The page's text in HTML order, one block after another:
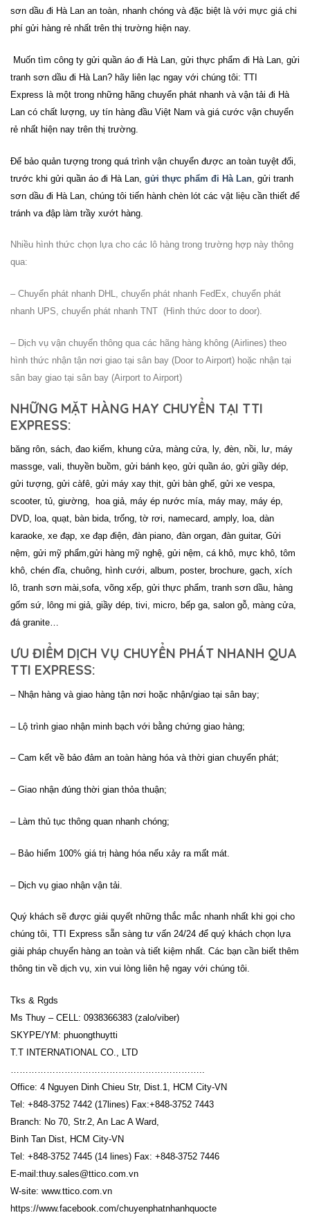
sơn dầu đi Hà Lan an toàn, nhanh chóng và đặc biệt là với mực giá chi
phí gửi hàng rẻ nhất trên thị trường hiện nay.
Muốn tìm công ty gửi quần áo đi Hà Lan, gửi thực phẩm đi Hà Lan, gửi
tranh sơn dầu đi Hà Lan? hãy liên lạc ngay với chúng tôi: TTI
Express là một trong những hãng chuyển phát nhanh và vận tải đi Hà
Lan có chất lượng, uy tín hàng đầu Việt Nam và giá cước vận chuyển
rẻ nhất hiện nay trên thị trường.
Để bảo quản tượng trong quá trình vận chuyển được an toàn tuyệt đối,
trước khi gửi quần áo đi Hà Lan, gửi thực phẩm đi Hà Lan , gửi tranh
sơn dầu đi Hà Lan , chúng tôi tiến hành chèn lót các vật liệu cần thiết để
tránh va đập làm trầy xướt hàng.
Nhiều hình thức chọn lựa cho các lô hàng trong trường hợp này thông
qua:
– Chuyển phát nhanh DHL, chuyển phát nhanh FedEx, chuyển phát
nhanh UPS, chuyển phát nhanh TNT (Hình thức door to door).
– Dịch vụ vận chuyển thông qua các hãng hàng không (Airlines) theo
hình thức nhận tận nơi giao tại sân bay (Door to Airport) hoặc nhận tại
sân bay giao tại sân bay (Airport to Airport)
NHỮNG MẶT HÀNG HAY CHUYỂN TẠI TTI
EXPRESS:
băng rôn, sách, đao kiếm, khung cửa, màng cửa, ly, đèn, nồi, lư, máy
massge, vali, thuyền buồm, gửi bánh kẹo, gửi quần áo, gửi giầy dép,
gửi tượng, gửi càfê, gửi máy xay thịt, gửi bàn ghế, gửi xe vespa,
scooter, tủ, giường, hoa giả, máy ép nước mía, máy may, máy ép,
DVD, loa, quạt, bàn bida, trống, tờ rơi, namecard, amply, loa, dàn
karaoke, xe đạp, xe đạp điện, đàn piano, đàn organ, đàn guitar, Gửi
nệm, gửi mỹ phẩm,gửi hàng mỹ nghệ, gửi nệm, cá khô, mực khô, tôm
khô, chén đĩa, chuông, hình cưới, album, poster, brochure, gạch, xích
lô, tranh sơn mài,sofa, võng xếp, gửi thực phẩm, tranh sơn dầu, hàng
gốm sứ, lông mi giả, giầy dép, tivi, micro, bếp ga, salon gỗ, màng cửa,
đá granite…
ƯU ĐIỂM DỊCH VỤ CHUYỂN PHÁT NHANH QUA
TTI EXPRESS:
– Nhận hàng và giao hàng tận nơi hoặc nhận/giao tại sân bay;
– Lộ trình giao nhận minh bạch với bằng chứng giao hàng;
– Cam kết về bảo đảm an toàn hàng hóa và thời gian chuyển phát;
– Giao nhận đúng thời gian thỏa thuận;
– Làm thủ tục thông quan nhanh chóng;
– Bảo hiểm 100% giá trị hàng hóa nếu xảy ra mất mát.
– Dịch vụ giao nhận vận tải.
Quý khách sẽ được giải quyết những thắc mắc nhanh nhất khi gọi cho
chúng tôi, TTI Express sẵn sàng tư vấn 24/24 để quý khách chọn lựa
giải pháp chuyển hàng an toàn và tiết kiệm nhất. Các bạn cần biết thêm
thông tin về dịch vụ, xin vui lòng liên hệ ngay với chúng tôi.
Tks & Rgds
Ms Thuy – CELL: 0938366383 (zalo/viber)
SKYPE/YM: phuongthuytti
T.T INTERNATIONAL CO., LTD
………………………………………………………..
Office: 4 Nguyen Dinh Chieu Str, Dist.1, HCM City-VN
Tel: +848-3752 7442 (17lines) Fax:+848-3752 7443
Branch: No 70, Str.2, An Lac A Ward,
Binh Tan Dist, HCM City-VN
Tel: +848-3752 7445 (14 lines) Fax: +848-3752 7446
E-mail:thuy.sales@ttico.com.vn
W-site: www.ttico.com.vn
https://www.facebook.com/chuyenphatnhanhquocte